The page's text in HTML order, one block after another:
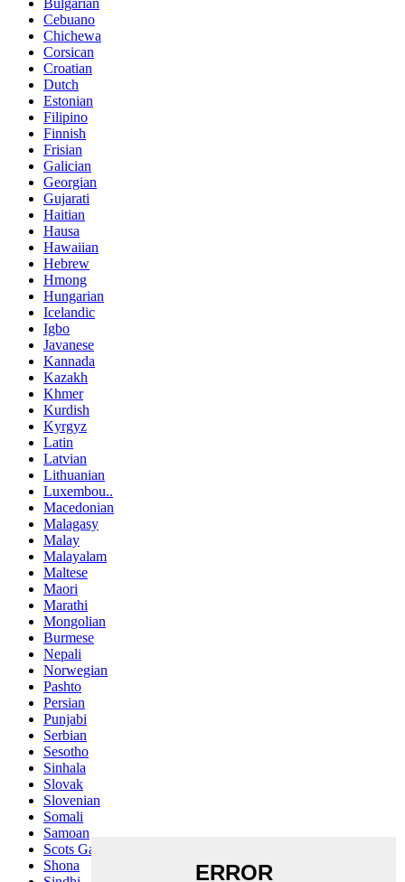
Bulgarian
Cebuano
Chichewa
Corsican
Croatian
Dutch
Estonian
Filipino
Finnish
Frisian
Galician
Georgian
Gujarati
Haitian
Hausa
Hawaiian
Hebrew
Hmong
Hungarian
Icelandic
Igbo
Javanese
Kannada
Kazakh
Khmer
Kurdish
Kyrgyz
Latin
Latvian
Lithuanian
Luxembou..
Macedonian
Malagasy
Malay
Malayalam
Maltese
Maori
Marathi
Mongolian
Burmese
Nepali
Norwegian
Pashto
Persian
Punjabi
Serbian
Sesotho
Sinhala
Slovak
Slovenian
Somali
Samoan
Scots Gaelic
Shona